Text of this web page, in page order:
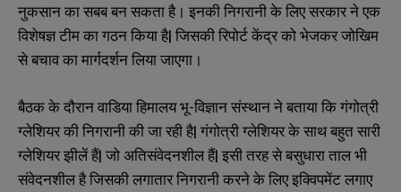
नुकसान का सबब बन सकता है। इनकी निगरानी के लिए सरकार ने एक
विशेषज्ञ टीम का गठन किया है| जिसकी रिपोर्ट केंद्र को भेजकर जोखिम
से बचाव का मार्गदर्शन लिया जाएगा।
बैठक के दौरान वाडिया हिमालय भू-विज्ञान संस्थान ने बताया कि गंगोत्री
ग्लेशियर की निगरानी की जा रही है| गंगोत्री ग्लेशियर के साथ बहुत सारी
ग्लेशियर झीलें हैं| जो अतिसंवेदनशील हैं| इसी तरह से बसुधारा ताल भी
संवेदनशील है जिसकी लगातार निगरानी करने के लिए इक्विपमेंट लगाए